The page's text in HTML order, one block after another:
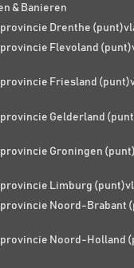
& Banieren
provincie Drenthe
provincie Flevoland
provincie Friesland
provincie Gelderland
provincie Groningen
provincie Limburg
provincie Noord-Brabant
provincie Noord-Holland